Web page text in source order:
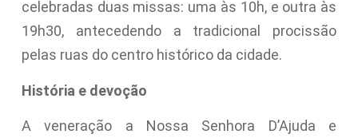
celebradas duas missas: uma às 10h, e outra às
19h30, antecedendo a tradicional procissão
pelas ruas do centro histórico da cidade.
História e devoção
A veneração a Nossa Senhora D’Ajuda e